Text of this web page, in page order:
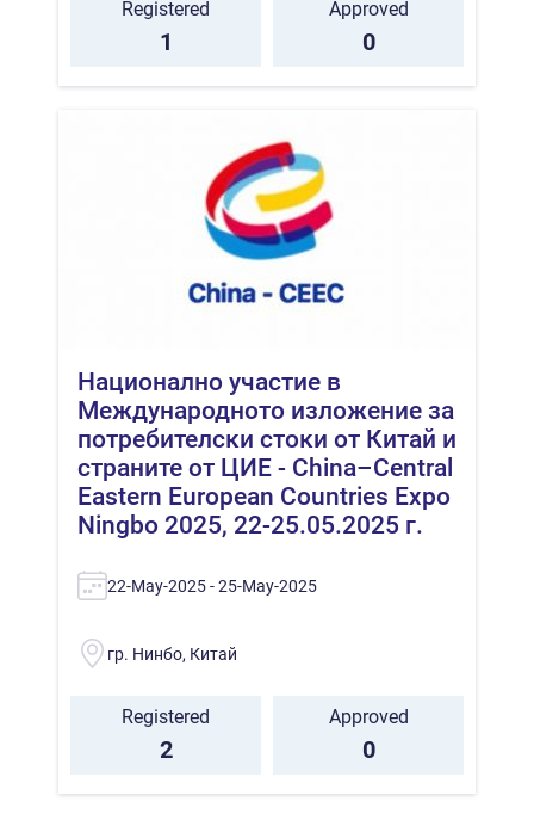
Registered
1
Approved
0
Национално участие в
Международното изложение за
потребителски стоки от Китай и
страните от ЦИЕ - China–Central
Eastern European Countries Expo
Ningbo 2025, 22-25.05.2025 г.
22-May-2025 - 25-May-2025
гр. Нинбо, Китай
Registered
2
Approved
0